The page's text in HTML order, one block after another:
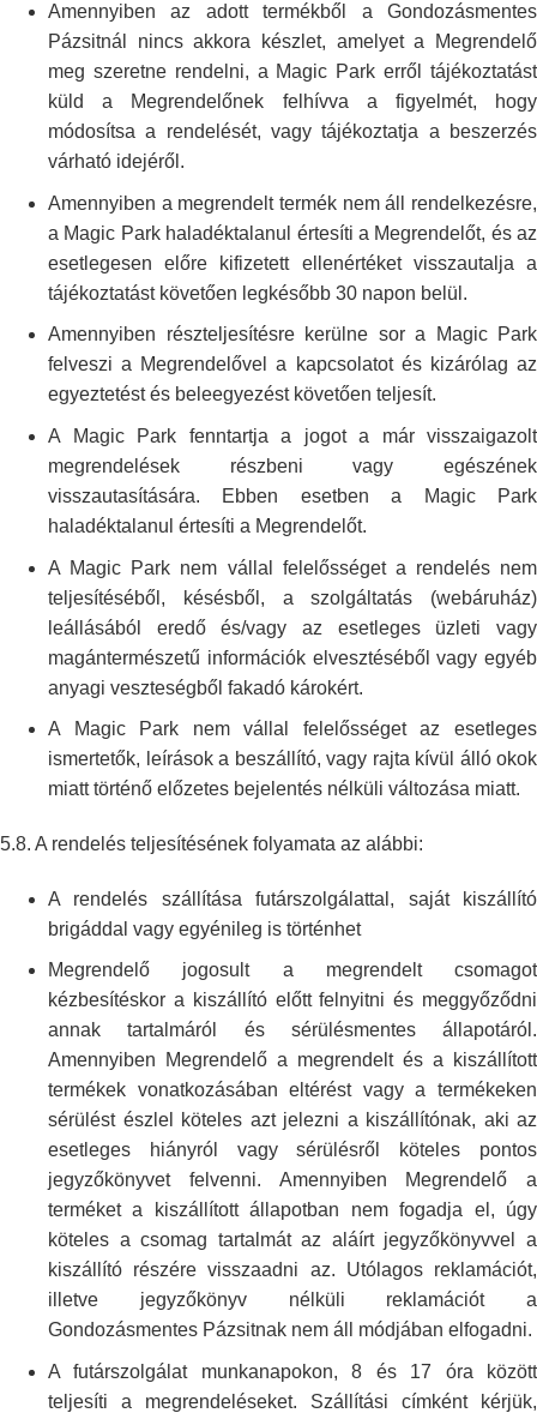
Amennyiben az adott termékből a Gondozásmentes
Pázsitnál nincs akkora készlet, amelyet a Megrendelő
meg szeretne rendelni, a Magic Park erről
tájékoztatást
küld a Megrendelőnek felhívva a figyelmét, hogy
módosítsa a rendelését, vagy tájékoztatja a beszerzés
várható idejéről.
Amennyiben a megrendelt termék nem áll rendelkezésre,
a Magic Parkhaladéktalanul értesíti a Megrendelőt, és az
esetlegesen előre kifizetettellenértéket visszautalja a
tájékoztatást követően legkésőbb 30 napon belül.
Amennyiben részteljesítésre kerülne sor a Magic Park
felveszi a Megrendelővel a kapcsolatot és kizárólag az
egyeztetést és beleegyezéstkövetően teljesít.
A Magic Park fenntartja a jogot a már visszaigazolt
megrendelések részbeni vagy egészének
visszautasítására. Ebben esetben a Magic Park
haladéktalanul értesíti a Megrendelőt.
A Magic Park nem vállal felelősséget a rendelés nem
teljesítéséből, késésből, a szolgáltatás (webáruház)
leállásából eredő és/vagy az esetlegesüzleti vagy
magántermészetű információk elvesztéséből vagy egyéb
anyagi veszteségből fakadó károkért.
A Magic Park nem vállal felelősséget az esetleges
ismertetők, leírások a beszállító, vagy rajta kívül álló okok
miatt történő előzetes bejelentés nélküli változása miatt.
5.8. A rendelés teljesítésének folyamata az alábbi:
A rendelés szállítása futárszolgálattal, saját kiszállító
brigáddal vagy egyénileg is történhet
Megrendelő jogosult a megrendelt csomagot
kézbesítéskor a kiszállítóelőtt felnyitni és meggyőződni
annak tartalmáról és sérülésmentesállapotáról.
Amennyiben Megrendelő a megrendelt és a kiszállított
termékek vonatkozásában eltérést vagy a termékeken
sérülést észlel köteles aztjelezni a kiszállítónak, aki az
esetleges hiányról vagy sérülésről köteles pontos
jegyzőkönyvet felvenni. Amennyiben Megrendelő a
terméket a kiszállított állapotban nem fogadja el, úgy
köteles a csomag tartalmát az aláírt jegyzőkönyvvel a
kiszállító részére visszaadni az. Utólagosreklamációt,
illetve jegyzőkönyv nélküli reklamációt a
Gondozásmentes Pázsitnak nem áll módjában elfogadni.
A futárszolgálat munkanapokon, 8 és 17 óra között
teljesíti a megrendeléseket. Szállítási címként kérjük,